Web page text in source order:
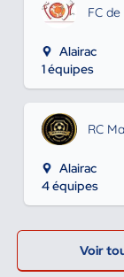
FC
Alairac
1 équipes
RC
Alairac
4 équipes
Voir